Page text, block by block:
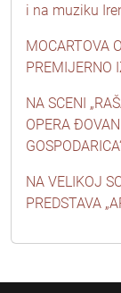
i na muziku
MOCARTOVA
PREMIJERNO
NA SCENI
OPERA
NA VELIKOJ
PREDSTAVA